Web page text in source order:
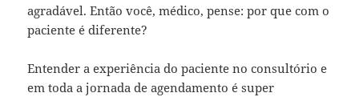
agradável. Então você, médico, pense: por que com o
paciente é diferente?
Entender a experiência do paciente no consultório e
em toda a jornada de agendamento é super